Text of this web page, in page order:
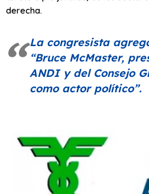
derecha.
La congresista
“Bruce McMaster,
ANDI y del Consejo
como actor político”.